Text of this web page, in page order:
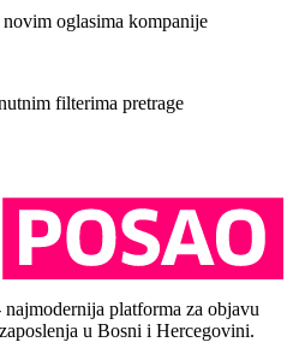
oglasima kompanije
filterima pretrage
platforma za objavu
u Bosni i Hercegovini.